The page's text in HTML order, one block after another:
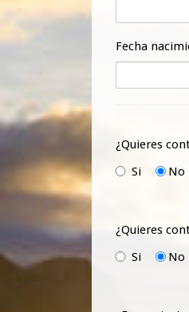
Fecha
¿Quieres
Si
No
¿Quieres
Si
No